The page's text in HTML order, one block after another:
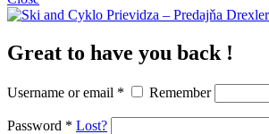
Great to have you back !
Username or email * Remember
Password * Lost?